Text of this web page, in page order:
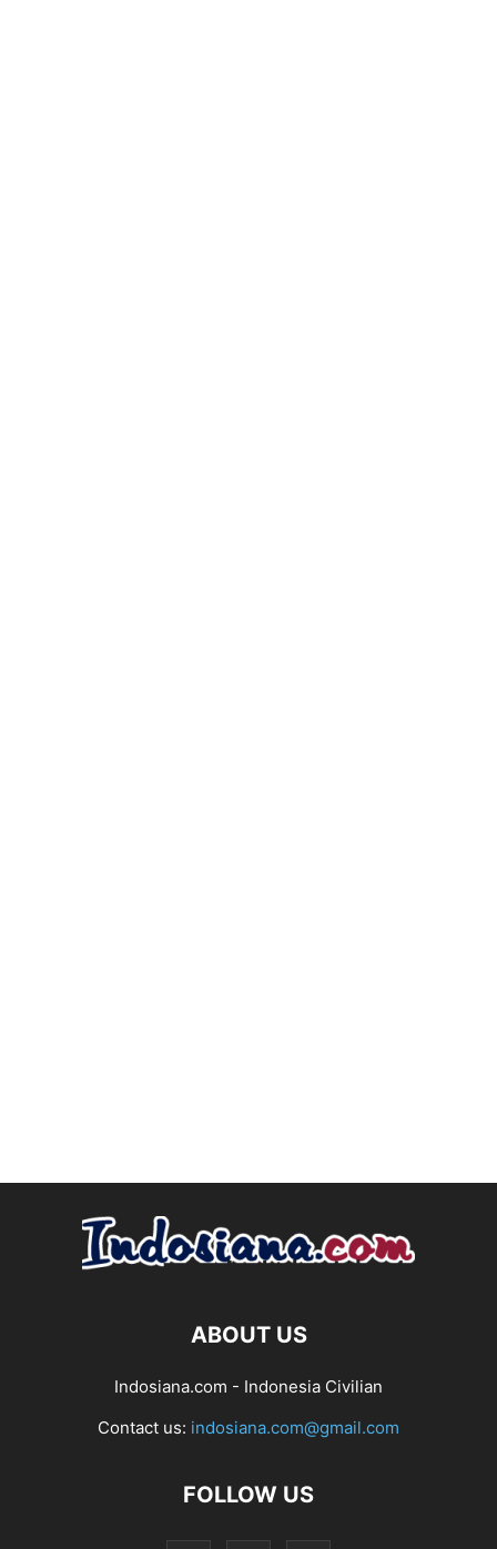
ABOUT US
Indosiana.com - Indonesia Civilian
Contact us: indosiana.com@gmail.com
FOLLOW US